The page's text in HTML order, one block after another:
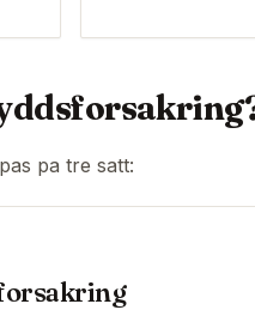
pa tre satt: